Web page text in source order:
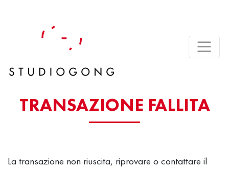
TRANSAZIONE FALLITA
La transazione non riuscita, riprovare o contattare il